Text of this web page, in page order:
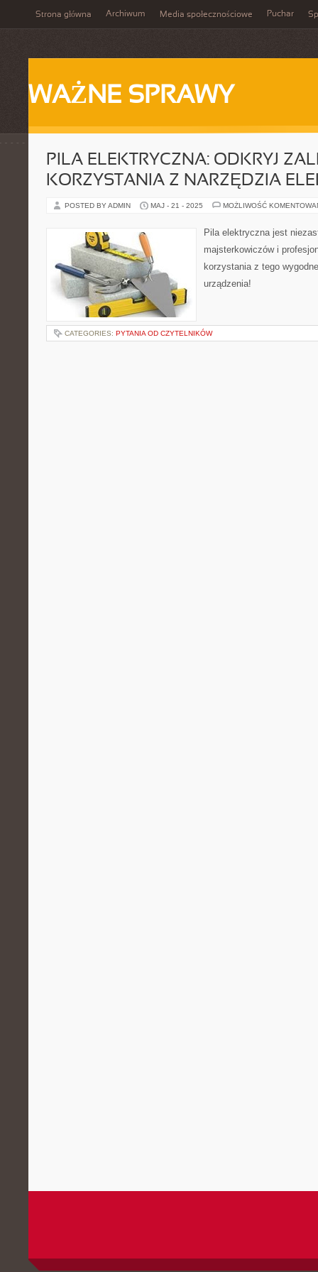
Strona główna Archiwum Media społecznościowe Puchar
WAŻNE SPRAWY
PILA ELEKTRYCZNA: ODKRYJ
KORZYSTANIA Z NARZĘDZIA
POSTED BY ADMIN MAJ - 21 - 2025 MOŻLIWOŚĆ
Pila elektryczna jest
majsterkowiczów i
korzystania z tego
urządzenia!
CATEGORIES: PYTANIA OD CZYTELNIKÓW